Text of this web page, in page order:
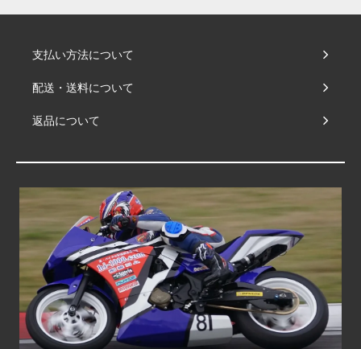
支払い方法について
配送・送料について
返品について